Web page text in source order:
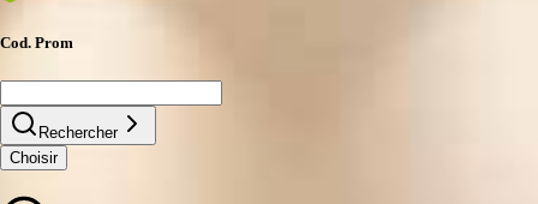
Cod. Prom
Rechercher
Choisir